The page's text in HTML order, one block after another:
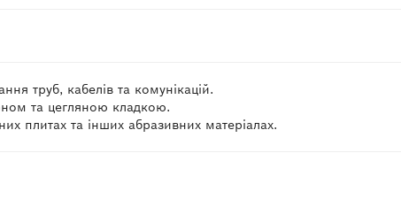
труб, кабелів та комунікацій.
та цегляною кладкою.
плитах та інших абразивних матеріалах.